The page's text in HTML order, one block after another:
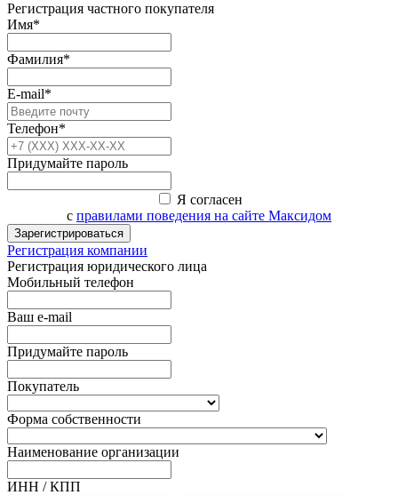
Регистрация частного покупателя
Имя*
Фамилия*
E-mail*
Телефон*
Придумайте пароль
Я согласен
с правилами поведения на сайте Максидом
Зарегистрироваться
Регистрация компании
Регистрация юридического лица
Мобильный телефон
Ваш e-mail
Придумайте пароль
Покупатель
Форма собственности
Наименование организации
ИНН / КПП